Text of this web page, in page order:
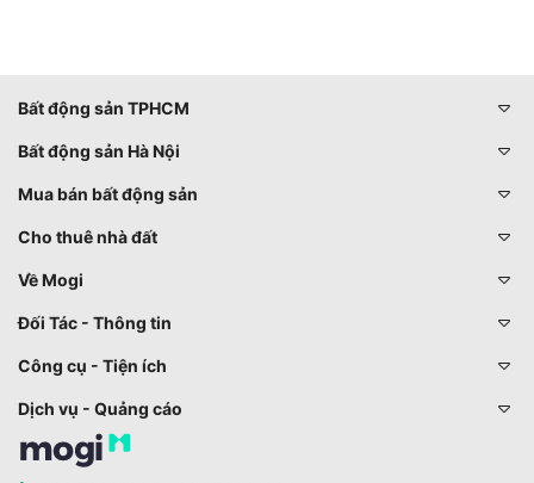
Bất động sản TPHCM
Bất động sản Hà Nội
Mua bán bất động sản
Cho thuê nhà đất
Về Mogi
Đối Tác - Thông tin
Công cụ - Tiện ích
Dịch vụ - Quảng cáo